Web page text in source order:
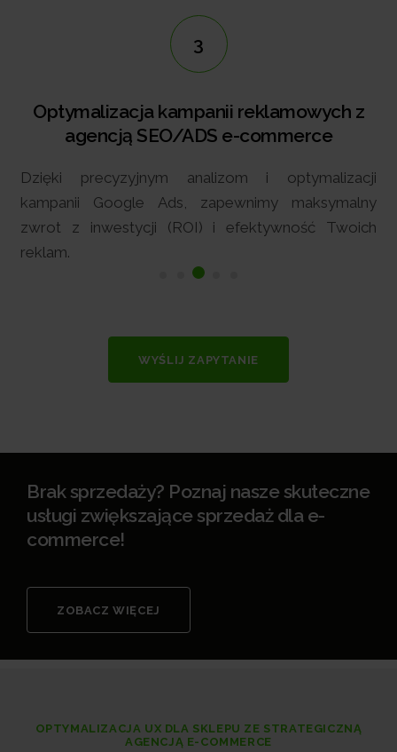
kampanii reklamowych z
agencją SEO/ADS e-commerce
precyzyjnym analizom i optymalizacji
Google Ads, zapewnimy maksymalny
z inwestycji (ROI) i efektywność Twoich
WYŚLIJ ZAPYTANIE
Brak sprzedaży? Poznaj nasze skuteczne
usługi zwiększające sprzedaż dla e-
commerce!
ZOBACZ WIĘCEJ
OPTYMALIZACJA UX DLA SKLEPU ZE STRATEGICZNĄ
AGENCJĄ E-COMMERCE